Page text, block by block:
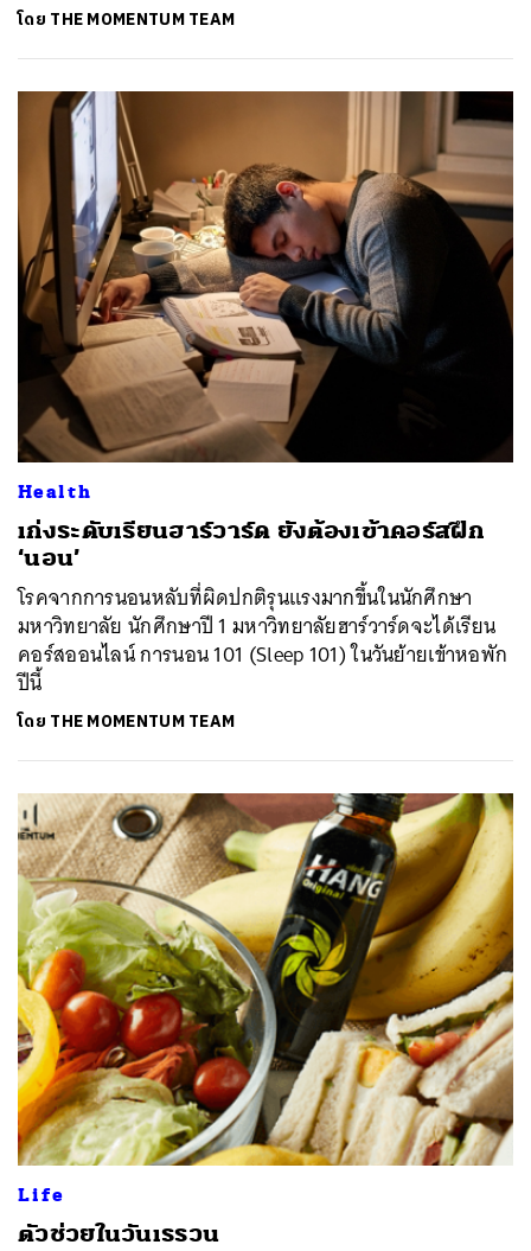
โดย THE MOMENTUM TEAM
Health
เก่งระดับเรียนฮาร์วาร์ด ยังต้องเข้าคอร์สฝึก
‘นอน’
โรคจากการนอนหลับที่ผิดปกติรุนแรงมากขึ้นในนักศึกษา
มหาวิทยาลัย นักศึกษาปี 1 มหาวิทยาลัยฮาร์วาร์ดจะได้เรียน
คอร์สออนไลน์ การนอน 101 (Sleep 101) ในวันย้ายเข้าหอพัก
ปีนี้
โดย THE MOMENTUM TEAM
Life
ตัวช่วยในวันเรรวน
ค้นหา
SHARE TWEET LINE